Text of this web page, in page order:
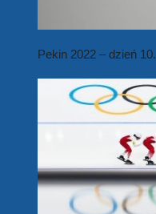
Pekin 2022 – dzień 10.